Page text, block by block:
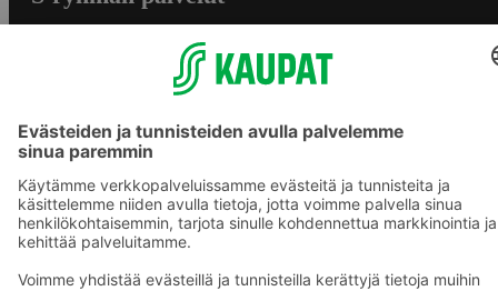
S-ostoslista -sovellus
Prisma.fi
Sokos.fi
S-Pankki
Yhteishyvä
Sokos Hotels
Raflaamo